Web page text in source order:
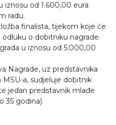
iznosu od 1.600,00 eura
radu.
finalista, tijekom koje će
o dobitniku nagrade.
u iznosu od 5.000,00
Nagrade, uz predstavnika
MSU-a, sudjeluje dobitnik
jedan predstavnik mlađe
35 godina).